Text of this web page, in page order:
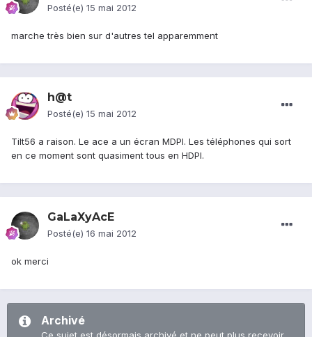
Posté(e) 15 mai 2012
marche très bien sur d'autres tel apparemment
h@t
Posté(e) 15 mai 2012
Tilt56 a raison. Le ace a un écran MDPI. Les téléphones qui sort
en ce moment sont quasiment tous en HDPI.
GaLaXyAcE
Posté(e) 16 mai 2012
ok merci
Archivé